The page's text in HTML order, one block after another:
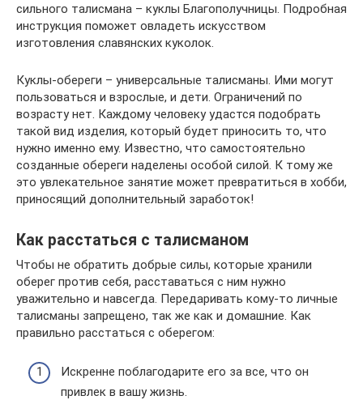
сильного талисмана – куклы Благополучницы. Подробная
инструкция поможет овладеть искусством
изготовления славянских куколок.
Куклы-обереги – универсальные талисманы. Ими могут
пользоваться и взрослые, и дети. Ограничений по
возрасту нет. Каждому человеку удастся подобрать
такой вид изделия, который будет приносить то, что
нужно именно ему. Известно, что самостоятельно
созданные обереги наделены особой силой. К тому же
это увлекательное занятие может превратиться в хобби,
приносящий дополнительный заработок!
Как расстаться с талисманом
Чтобы не обратить добрые силы, которые хранили
оберег против себя, расставаться с ним нужно
уважительно и навсегда. Передаривать кому-то личные
талисманы запрещено, так же как и домашние. Как
правильно расстаться с оберегом:
Искренне поблагодарите его за все, что он
привлек в вашу жизнь.